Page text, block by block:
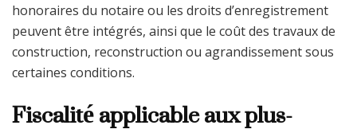
honoraires du notaire ou les droits d’enregistrement
peuvent être intégrés, ainsi que le coût des travaux de
construction, reconstruction ou agrandissement sous
certaines conditions.
Fiscalité applicable aux plus-